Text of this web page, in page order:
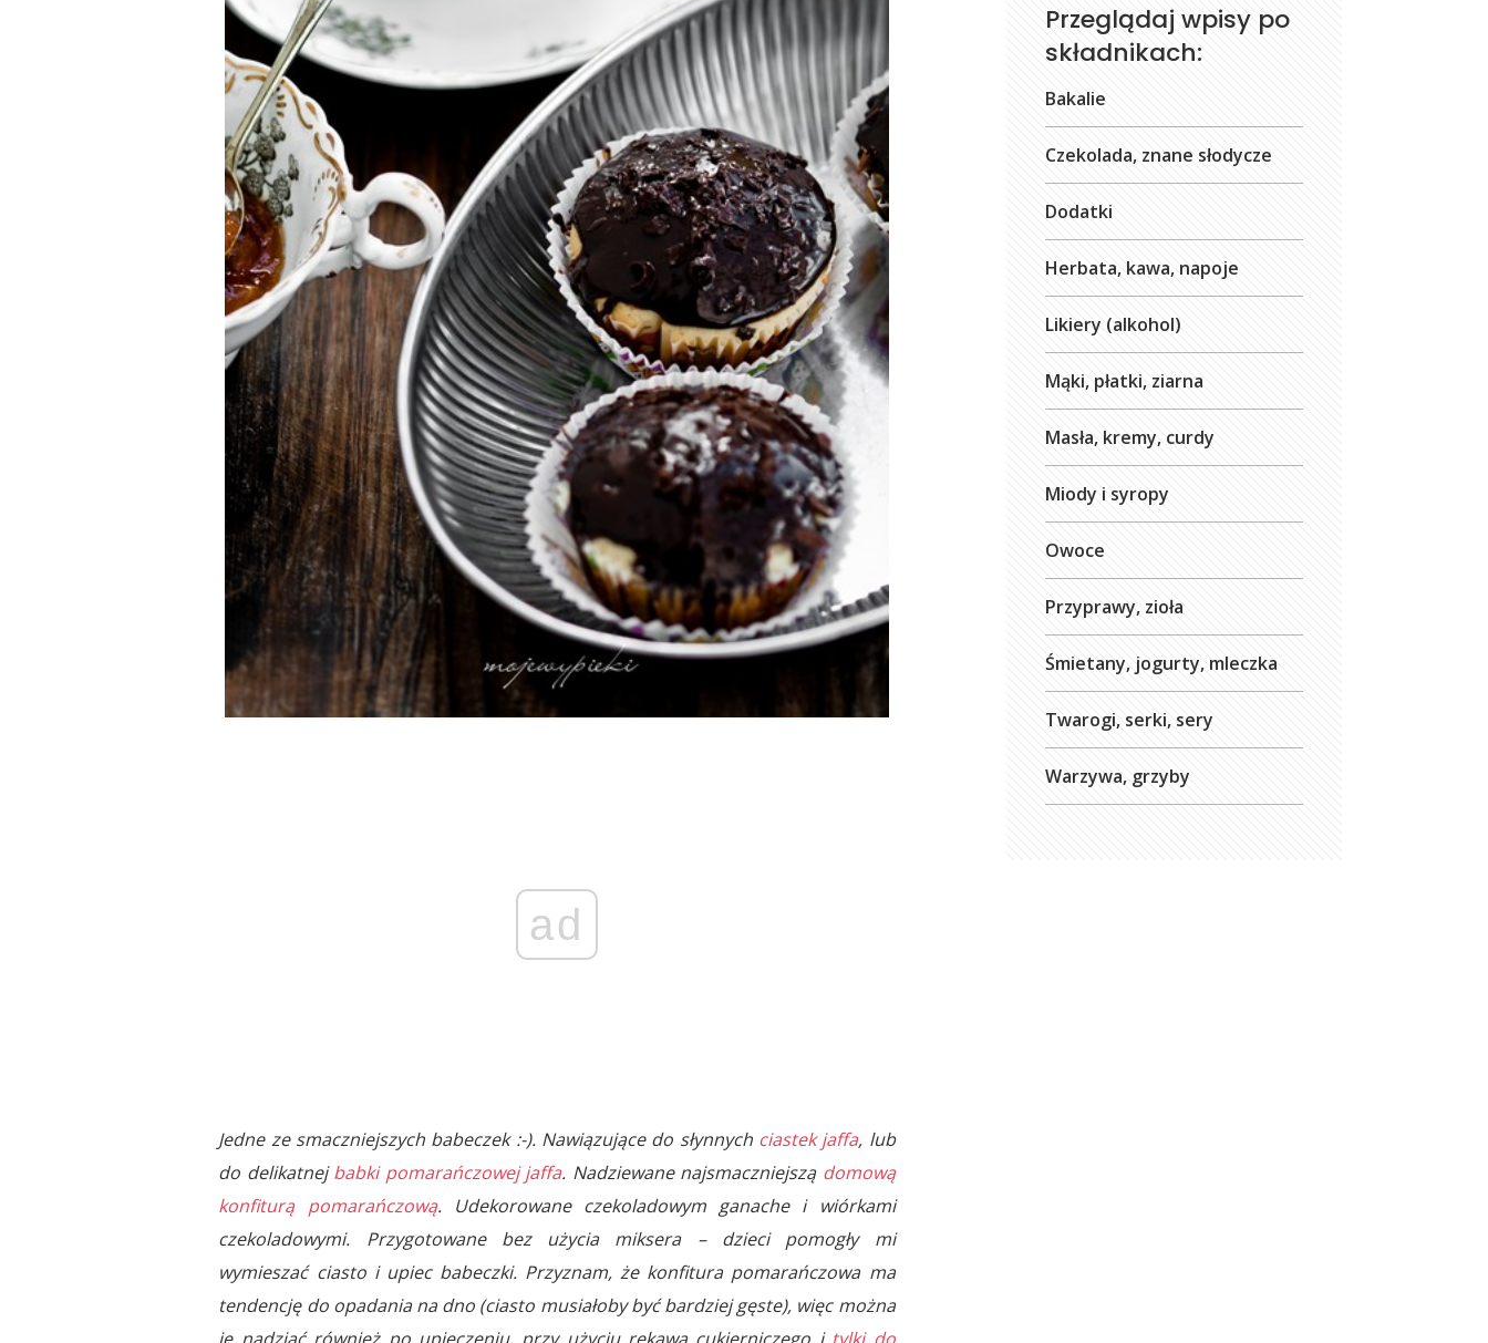
ad
Jedne ze smaczniejszych babeczek :-). Nawiązujące do słynnych ciastek jaffa, lub
do delikatnejbabki pomarańczowej jaffa. Nadziewane najsmaczniejszą domową
konfiturą pomarańczową. Udekorowane czekoladowym ganache i wiórkami
czekoladowymi. Przygotowane bez użycia miksera – dzieci pomogły mi
wymieszać ciasto i upiec babeczki. Przyznam, że konfitura pomarańczowa ma
tendencję do opadania na dno (ciasto musiałoby być bardziej gęste), więc można
Przeglądaj wpisy po
składnikach:
Bakalie
Czekolada, znane słodycze
Dodatki
Herbata, kawa, napoje
Likiery (alkohol)
Mąki, płatki, ziarna
Masła, kremy, curdy
Miody i syropy
Owoce
Przyprawy, zioła
Śmietany, jogurty, mleczka
Twarogi, serki, sery
Warzywa, grzyby